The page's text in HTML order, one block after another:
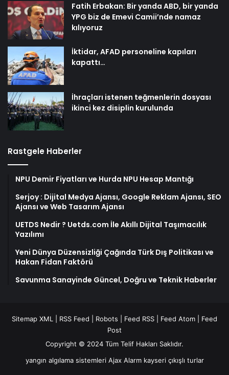
Fatih Erbakan: Bir yanda ABD, bir yanda
YPG biz de Emevi Camii’nde namaz
kılıyoruz
İktidar, AFAD personeline kapıları
kapattı…
İhraçları istenen teğmenlerin dosyası
ikinci kez disiplin kurulunda
Rastgele Haberler
NPU Demir Fiyatları ve Hurda NPU Hesap Mantığı
Serjoy : Dijital Medya Ajansı, Google Reklam Ajansı, SEO
Ajansı ve Web Tasarım Ajansı
UETDS Nedir ? Uetds.com İle Akıllı Dijital Taşımacılık
Yazılımı
Yeni Dünya Düzensizliği Çağında Türk Dış Politikası ve
Hakan Fidan Faktörü
Savunma Sanayinde Güncel, Doğru ve Teknik Haberler
Sitemap XML RSS Feed Robots Feed RSS Feed Atom
Feed
Post
Copyright © 2024 Tüm Telif Hakları Saklıdır.
yangın algılama sistemleri Ajax Alarm kayseri çıkışlı turlar